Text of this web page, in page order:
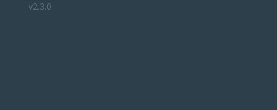
v2.3.0